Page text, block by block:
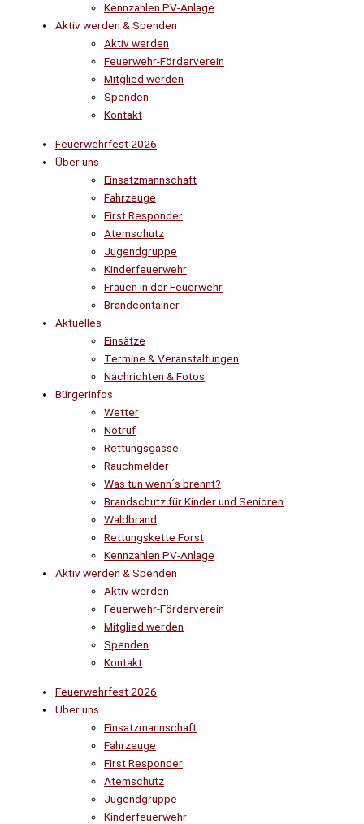
Kennzahlen PV-Anlage
Aktiv werden & Spenden
Aktiv werden
Feuerwehr-Förderverein
Mitglied werden
Spenden
Kontakt
Feuerwehrfest 2026
Über uns
Einsatzmannschaft
Fahrzeuge
First Responder
Atemschutz
Jugendgruppe
Kinderfeuerwehr
Frauen in der Feuerwehr
Brandcontainer
Aktuelles
Einsätze
Termine & Veranstaltungen
Nachrichten & Fotos
Bürgerinfos
Wetter
Notruf
Rettungsgasse
Rauchmelder
Was tun wenn´s brennt?
Brandschutz für Kinder und Senioren
Waldbrand
Rettungskette Forst
Kennzahlen PV-Anlage
Aktiv werden & Spenden
Aktiv werden
Feuerwehr-Förderverein
Mitglied werden
Spenden
Kontakt
Feuerwehrfest 2026
Über uns
Einsatzmannschaft
Fahrzeuge
First Responder
Atemschutz
Jugendgruppe
Kinderfeuerwehr